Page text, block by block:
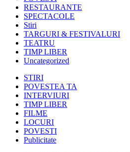
RESTAURANTE
SPECTACOLE
Stiri
TARGURI & FESTIVALURI
TEATRU
TIMP LIBER
Uncategorized
STIRI
POVESTEA TA
INTERVIURI
TIMP LIBER
FILME
LOCURI
POVESTI
Publicitate